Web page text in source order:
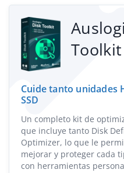
Toolkit
Cuide tanto unidades
SSD
Un completo kit de
que incluye tanto Disk
Optimizer, lo que le
mejorar y proteger cada
con herramientas